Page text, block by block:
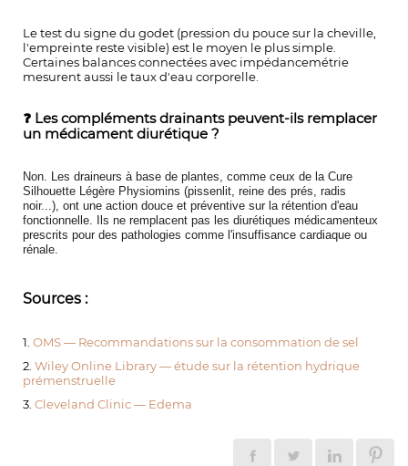
Le test du signe du godet (pression du pouce sur la cheville,
l'empreinte reste visible) est le moyen le plus simple.
Certaines balances connectées avec impédancemétrie
mesurent aussi le taux d'eau corporelle.
❓ Les compléments drainants peuvent-ils remplacer
un médicament diurétique ?
Non. Les draineurs à base de plantes, comme ceux de la Cure
Silhouette Légère Physiomins (pissenlit, reine des prés, radis
noir...), ont une action douce et préventive sur la rétention d'eau
fonctionnelle. Ils ne remplacent pas les diurétiques médicamenteux
prescrits pour des pathologies comme l'insuffisance cardiaque ou
rénale.
Sources :
1. OMS — Recommandations sur la consommation de sel
2. Wiley Online Library — étude sur la rétention hydrique
prémenstruelle
3. Cleveland Clinic — Edema